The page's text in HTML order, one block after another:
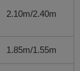
2.10m/2.40m
1.85m/1.55m